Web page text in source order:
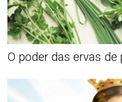
O poder das ervas de